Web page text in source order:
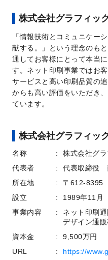
株式会社グラフィッ
「情報技術とコミュニケー
献する。」という理念のも
通してお客様にとって本当
す。ネット印刷事業ではお
サービスと高い印刷品質の
からも高い評価をいただき
ています。
株式会社グラフィッ
名称
株式会社グ
代表者
代表取締役
所在地
〒612-8395
設立
1989年11月
事業内容
ネット印刷
デザイン通
資本金
9,500万円
URL
https://